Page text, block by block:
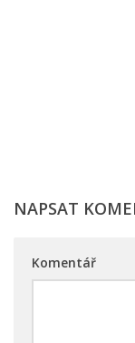
NAPSAT
Komentář